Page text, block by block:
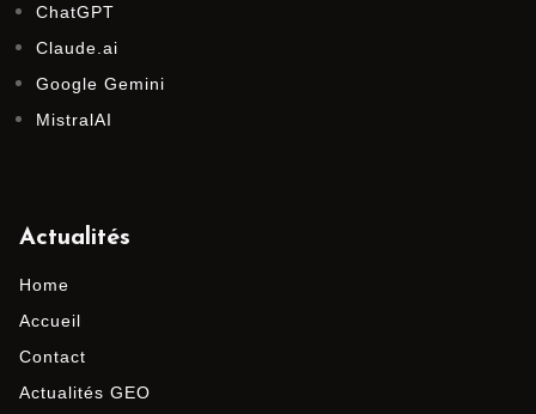
ChatGPT
Claude.ai
Google Gemini
MistralAI
Actualités
Home
Accueil
Contact
Actualités GEO